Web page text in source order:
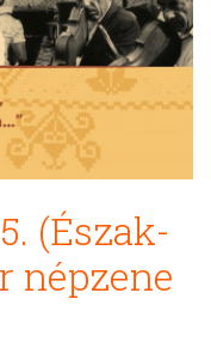
(Észak-
népzene